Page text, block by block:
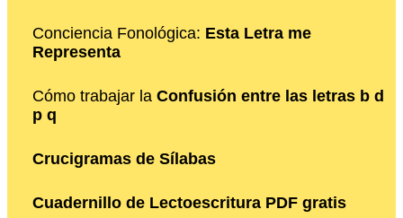
Conciencia Fonológica: Esta Letra me
Representa
Cómo trabajar la Confusión entre las letras b d
p q
Crucigramas de Sílabas
Cuadernillo de Lectoescritura PDF gratis